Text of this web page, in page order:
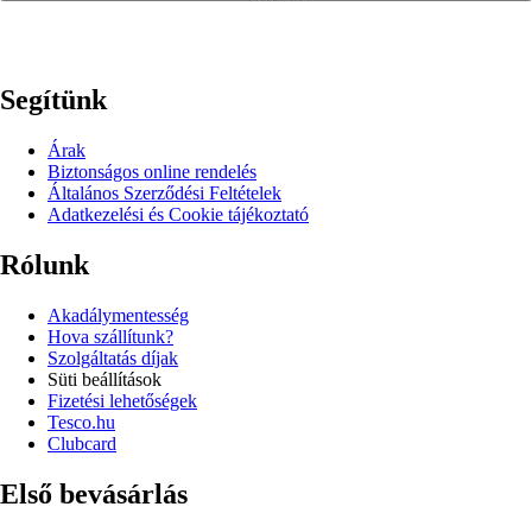
Segítünk
Árak
Biztonságos online rendelés
Általános Szerződési Feltételek
Adatkezelési és Cookie tájékoztató
Rólunk
Akadálymentesség
Hova szállítunk?
Szolgáltatás díjak
Süti beállítások
Fizetési lehetőségek
Tesco.hu
Clubcard
Első bevásárlás